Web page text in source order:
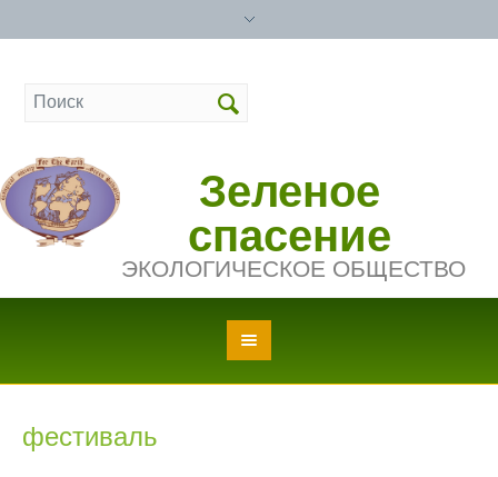
Зеленое
спасение
ЭКОЛОГИЧЕСКОЕ ОБЩЕСТВО
фестиваль